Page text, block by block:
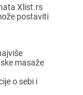
Xlist.rs
postaviti
masaže
o sebi i